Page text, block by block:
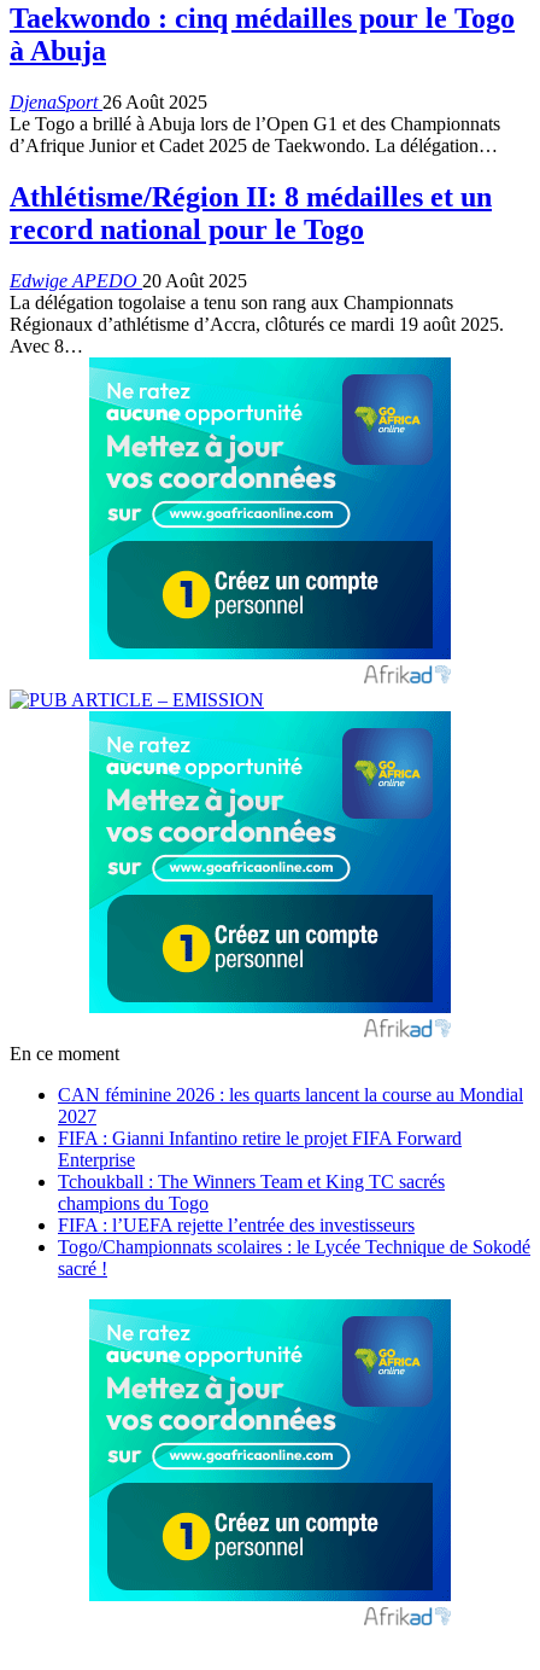
Taekwondo : cinq médailles pour le Togo
à Abuja
DjenaSport 26 Août 2025
Le Togo a brillé à Abuja lors de l’Open G1 et des Championnats
d’Afrique Junior et Cadet 2025 de Taekwondo. La délégation…
Athlétisme/Région II: 8 médailles et un
record national pour le Togo
Edwige APEDO 20 Août 2025
La délégation togolaise a tenu son rang aux Championnats
Régionaux d’athlétisme d’Accra, clôturés ce mardi 19 août 2025.
Avec 8…
En ce moment
CAN féminine 2026 : les quarts lancent la course au Mondial
2027
FIFA : Gianni Infantino retire le projet FIFA Forward
Enterprise
Tchoukball : The Winners Team et King TC sacrés
champions du Togo
FIFA : l’UEFA rejette l’entrée des investisseurs
Togo/Championnats scolaires : le Lycée Technique de Sokodé
sacré !